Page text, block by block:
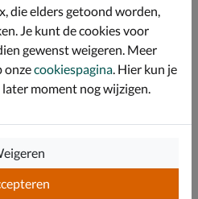
die elders getoond worden,
Je kunt de cookies voor
gewenst weigeren. Meer
onzecookiespagina . Hier kun je
moment nog wijzigen.